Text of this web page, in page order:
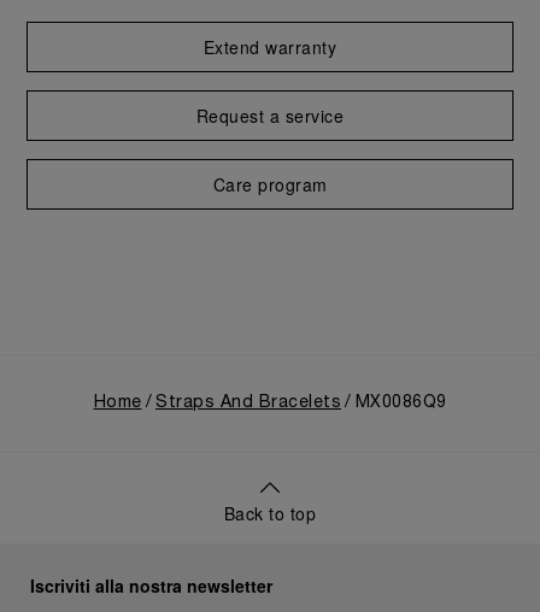
Extend warranty
Request a service
Care program
Home Straps And Bracelets MX0086Q9
Back to top
Iscriviti alla nostra newsletter